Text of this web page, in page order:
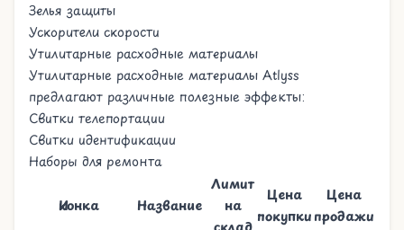
Зелья защиты
Ускорители скорости
Утилитарные расходные материалы
Утилитарные расходные материалы Atlyss
предлагают различные полезные эффекты:
Свитки телепортации
Свитки идентификации
Наборы для ремонта
Иконка Название
Лимит
на
Цена
покупки
Цена
продажи